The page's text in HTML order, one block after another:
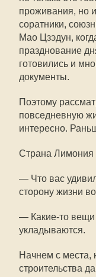
проживания, но
соратники,
Мао Цзэдун,
празднование
готовились и
документы.
Поэтому
повседневную
интересно.
Страна Лимония
— Что вас
сторону жизни
— Какие-то вещи
укладываются.
Начнем с места,
строительства